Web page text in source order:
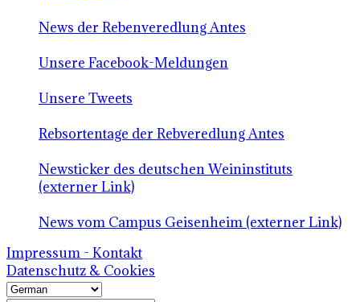
News der Rebenveredlung Antes
Unsere Facebook-Meldungen
Unsere Tweets
Rebsortentage der Rebveredlung Antes
Newsticker des deutschen Weininstituts
(externer Link)
News vom Campus Geisenheim (externer Link)
Impressum - Kontakt
Datenschutz & Cookies